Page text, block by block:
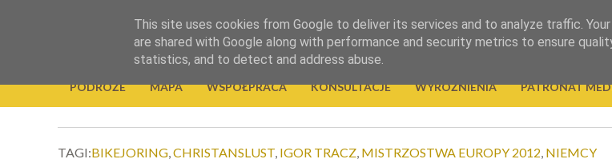
Okiem Obiektywu.
PODRÓŻE MAPA WSPÓŁPRACA KONSULTACJE WYRÓŻNIENIA PATRONAT
TAGI:BIKEJORING,CHRISTANSLUST, IGOR TRACZ, MISTRZOSTWA EUROPY 2012, NIEMCY
This site uses cookies from Google to deliver its services and to analyze traffic.
are shared with Google along with performance and security metrics to ensure
statistics, and to detect and address abuse.